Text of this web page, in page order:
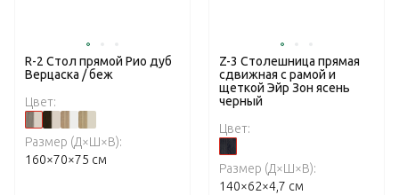
R-2 Стол прямой Рио дуб
Верцаска / беж
Цвет:
Размер (Д×Ш×В):
160×70×75 см
Z-3 Столешница прямая
сдвижная с рамой и
щеткой Эйр Зон ясень
черный
Цвет:
Размер (Д×Ш×В):
140×62×4,7 см